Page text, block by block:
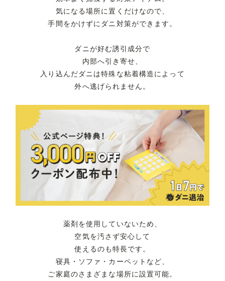
気になる場所に置くだけなので、
手間をかけずにダニ対策ができます。
ダニが好む誘引成分で
内部へ引き寄せ、
入り込んだダニは特殊な粘着構造によって
外へ逃げられません。
薬剤を使用していないため、
空気を汚さず安心して
使えるのも特長です。
寝具・ソファ・カーペットなど、
ご家庭のさまざまな場所に設置可能。